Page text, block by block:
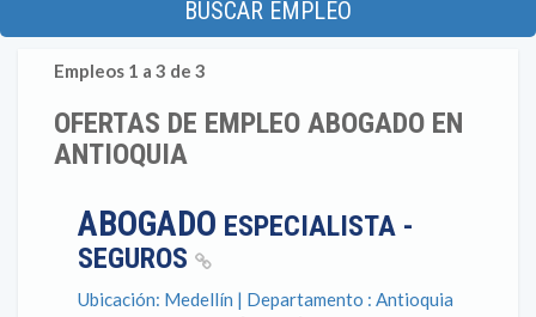
BUSCAR EMPLEO
Empleos 1 a 3 de 3
OFERTAS DE EMPLEO ABOGADO EN
ANTIOQUIA
ABOGADO ESPECIALISTA -
SEGUROS
Ubicación: Medellín | Departamento : Antioquia